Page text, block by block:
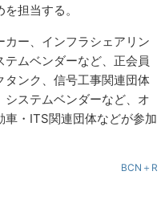
担当する。
ー、インフラシェアリン
ムベンダーなど、正会員
タンク、信号工事関連団体
ステムベンダーなど、オ
・ITS関連団体などが参加
BCN＋R